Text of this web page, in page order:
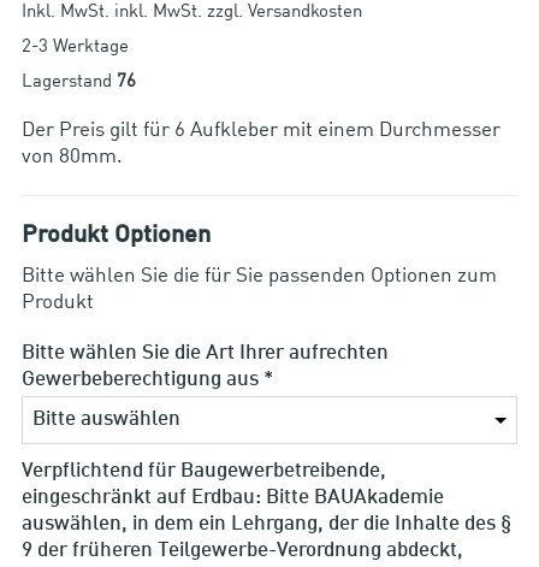
Inkl. MwSt. inkl. MwSt. zzgl. Versandkosten
2-3 Werktage
Lagerstand 76
Der Preis gilt für 6 Aufkleber mit einem Durchmesser
von 80mm.
Produkt Optionen
Bitte wählen Sie die für Sie passenden Optionen zum
Produkt
Bitte wählen Sie die Art Ihrer aufrechten
Gewerbeberechtigung aus *
Verpflichtend für Baugewerbetreibende,
eingeschränkt auf Erdbau: Bitte BAUAkademie
auswählen, in dem ein Lehrgang, der die Inhalte des §
9 der früheren Teilgewerbe-Verordnung abdeckt,